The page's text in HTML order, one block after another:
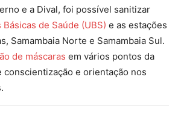
e a Dival, foi possível sanitizar
Básicas de Saúde (UBS) e as estações
Samambaia Norte e Samambaia Sul.
de máscaras em vários pontos da
conscientização e orientação nos